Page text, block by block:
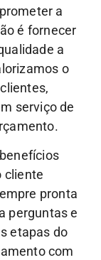
a
é fornecer
a
o
serviço de
cliente
pronta
perguntas e
etapas do
com